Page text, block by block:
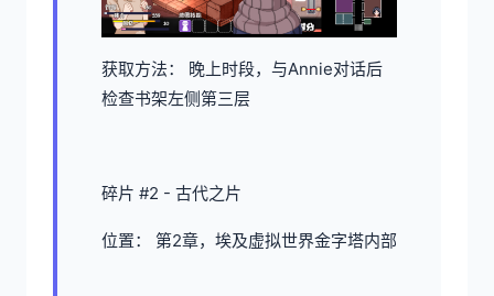
获取方法： 晚上时段，与Annie对话后
检查书架左侧第三层
碎片 #2 - 古代之片
位置： 第2章，埃及虚拟世界金字塔内部